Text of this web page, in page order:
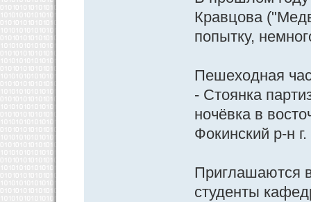
Кравцова
попытку,
Пешеходная
- Стоянка
ночёвка в
Фокинский р-н
Приглашаются
студенты